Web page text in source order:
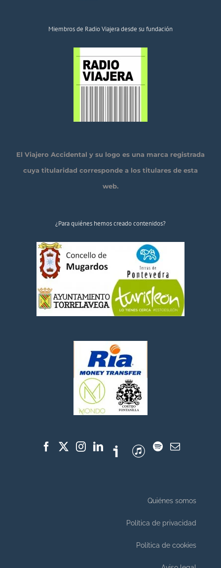
Miembros de Radio Viajera desde su fundación
El Viajero Accidental y su logo es una marca registrada
cuya titularidad corresponde a los titulares de esta
web.
¿Para quiénes hemos creado contenidos?
Quiénes somos
Política de privacidad
Política de cookies